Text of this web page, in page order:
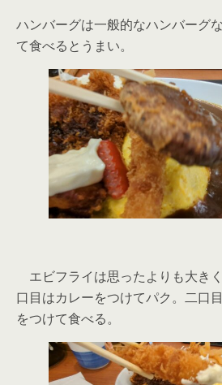
ハンバーグは一般的なハンバーグ
て食べるとうまい。
エビフライは思ったよりも大き
口目はカレーをつけてパク。二口
をつけて食べる。